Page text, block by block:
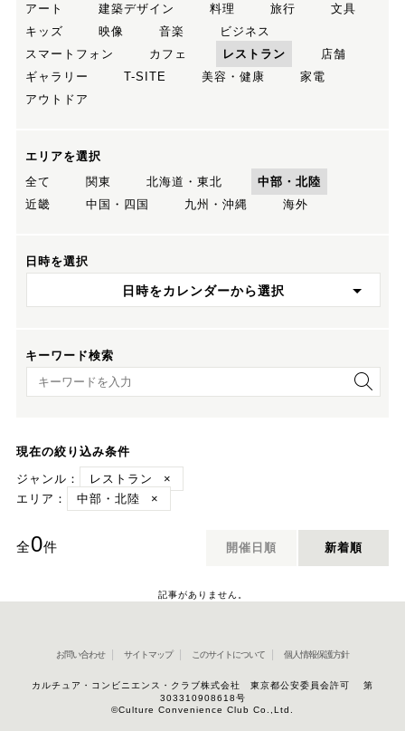
アート
建築デザイン 料理 旅行
文具
キッズ
映像 音楽
ビジネス
スマートフォン
カフェ レストラン
店舗
ギャラリー
T-SITE 美容・健康
家電
アウトドア
エリアを選択
全て
関東 北海道・東北
中部・北陸
近畿
中国・四国 九州・沖縄 海外
日時を選択
日時をカレンダーから選択
キーワード検索
キーワード検索
現在の絞り込み条件
ジャンル：
レストラン
×
エリア：
中部・北陸 ×
全0件 開催日順 新着順
記事がありません。
お問い合わせ サイトマップ このサイトについて 個人情報保護方針
カルチュア・コンビニエンス・クラブ株式会社 東京都公安委員会許可 第
303310908618号
©Culture Convenience Club Co.,Ltd.